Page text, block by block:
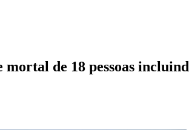
de 18 pessoas